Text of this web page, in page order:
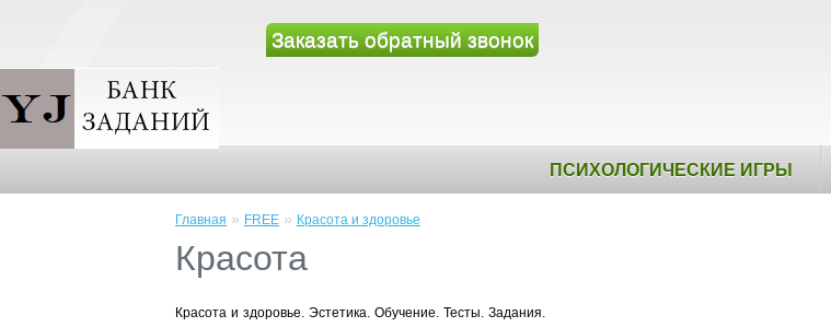
Заказать обратный звонок
ПСИХОЛОГИЧЕСКИЕ ИГРЫ
Главная » FREE » Красота и здоровье
Красота
Красота и здоровье. Эстетика. Обучение. Тесты. Задания.